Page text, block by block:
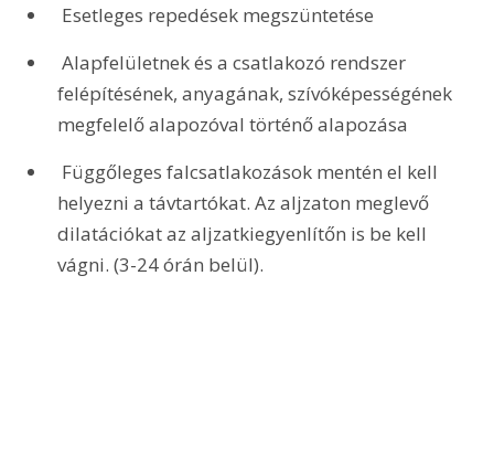
Esetleges repedések megszüntetése
Alapfelületnek és a csatlakozó rendszer
felépítésének, anyagának, szívóképességének
megfelelő alapozóval történő alapozása
helyezni a távtartókat. Az aljzaton meglevő
dilatációkat az aljzatkiegyenlítőn is be kell
vágni. (3-24 órán belül).